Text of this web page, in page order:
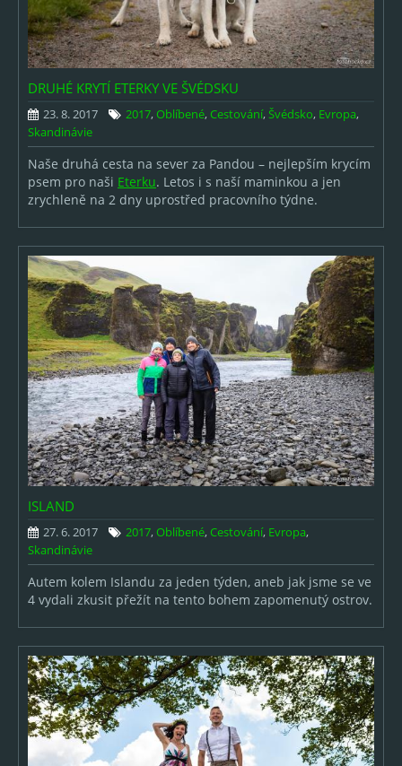
DRUHÉ KRYTÍ ETERKY VE ŠVÉDSKU
23. 8. 2017 2017,Oblíbené,Cestování,Švédsko, Evropa,
Skandinávie
Naše druhá cesta na sever za Pandou – nejlepším krycím
psem pro naši Eterku. Letos i s naší maminkou a jen
zrychleně na 2 dny uprostřed pracovního týdne.
ISLAND
27. 6. 2017 2017,Oblíbené,Cestování, Evropa,
Skandinávie
Autem kolem Islandu za jeden týden, aneb jak jsme se ve
4 vydali zkusit přežít na tento bohem zapomenutý ostrov.